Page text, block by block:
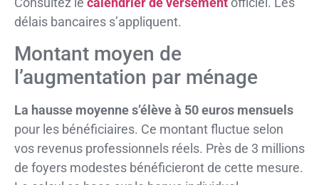
délais bancaires s’appliquent.
Montant moyen de
l’augmentation par ménage
La hausse moyenne s’élève à 50 euros mensuels
pour les bénéficiaires. Ce montant fluctue selon
vos revenus professionnels réels. Près de 3 millions
de foyers modestes bénéficieront de cette mesure.